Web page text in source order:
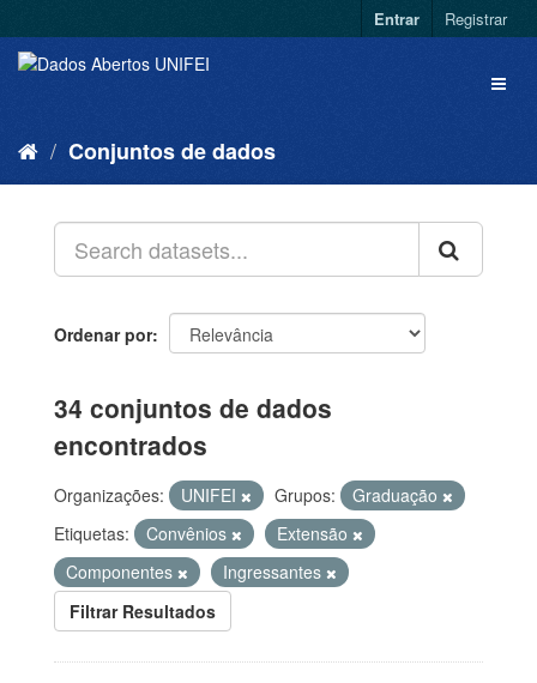
Entrar Registrar
Conjuntos de dados
Ordenar por
34 conjuntos de dados
encontrados
Organizações: UNIFEI Grupos:
Graduação
Etiquetas:
Convênios
Extensão
Componentes
Ingressantes
Filtrar Resultados